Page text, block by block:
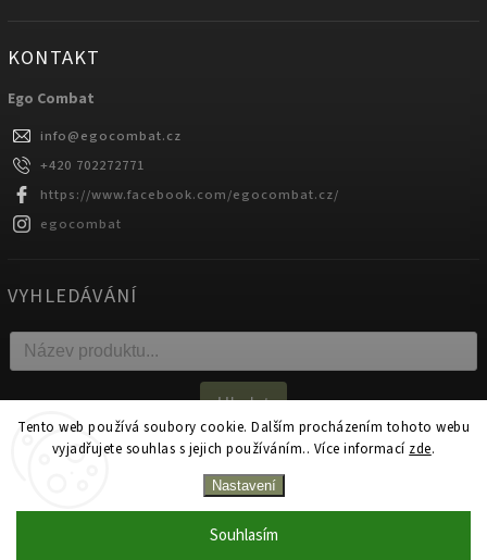
Tento web používá soubory cookie. Dalším procházením tohoto webu
vyjadřujete souhlas s jejich používáním.. Více informací zde.
Nastavení
Souhlasím
Zakázková výroba na produkty Ego Combat od 1 kusu!
KONTAKT
Ego Combat
info@egocombat.cz
+420 702272771
https://www.facebook.com/egocombat.cz/
egocombat
VYHLEDÁVÁNÍ
Hledat
egocombat.cz. Všechna práva vyhrazena.
Upravit nastavení cookies
Shoptet| DesignShoptak.cz.